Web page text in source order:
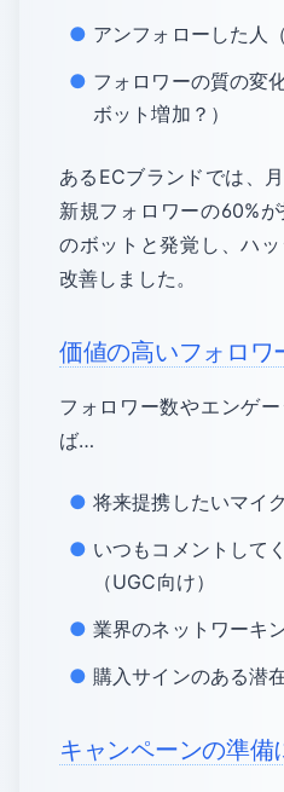
アンフォローした人
フォロワーの質の変
ボット増加？）
あるECブランドでは、
新規フォロワーの60%
のボットと発覚し、ハ
改善しました。
価値の高いフォロワ
フォロワー数やエンゲ
ば…
将来提携したいマイ
いつもコメントして
（UGC向け）
業界のネットワーキ
購入サインのある潜
キャンペーンの準備